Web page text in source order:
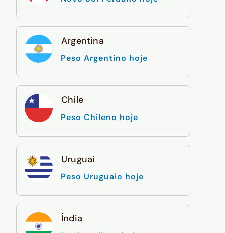
Argentina
Peso Argentino hoje
Chile
Peso Chileno hoje
Uruguai
Peso Uruguaio hoje
Índia